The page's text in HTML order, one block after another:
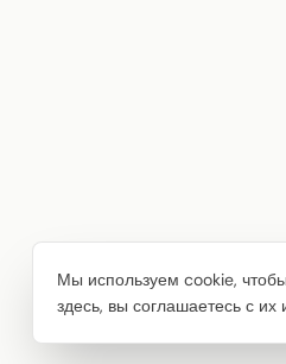
Мы используем cookie,
здесь, вы соглашаетесь с их